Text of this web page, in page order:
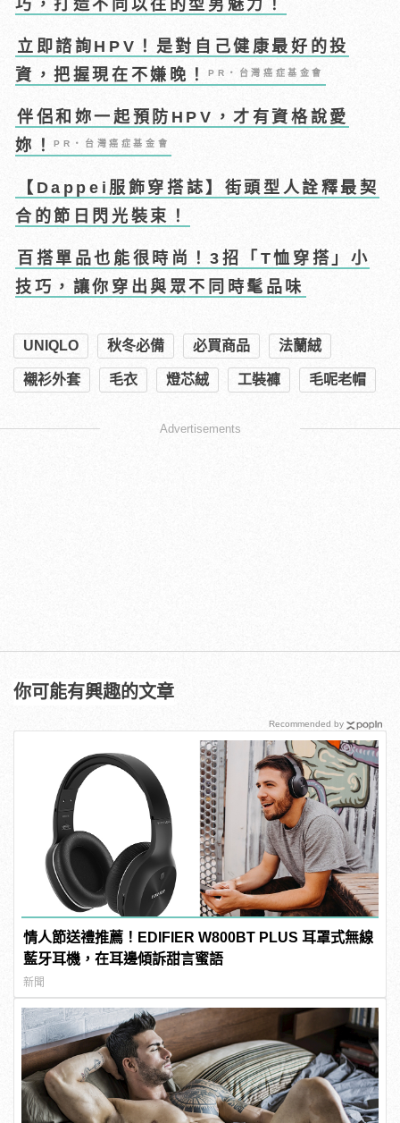
巧，打造不同以往的型男魅力！
立即諮詢HPV！是對自己健康最好的投
資，把握現在不嫌晚！PR・台灣癌症基金會
伴侶和妳一起預防HPV，才有資格說愛
妳！PR・台灣癌症基金會
【Dappei服飾穿搭誌】街頭型人詮釋最契
合的節日閃光裝束！
百搭單品也能很時尚！3招「T恤穿搭」小
技巧，讓你穿出與眾不同時髦品味
UNIQLO 秋冬必備 必買商品 法蘭絨
襯衫外套 毛衣 燈芯絨 工裝褲 毛呢老帽
Advertisements
你可能有興趣的文章
情人節送禮推薦！EDIFIER W800BT PLUS 耳罩式無線
藍牙耳機，在耳邊傾訴甜言蜜語
新聞
Recommended by